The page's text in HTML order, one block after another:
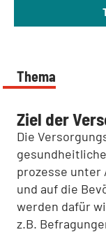
Thema
Ziel der
Die
prozesse unter
und auf die
werden dafür
z.B.